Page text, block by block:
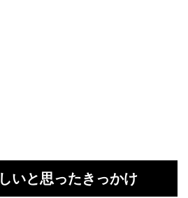
いと思ったきっかけ